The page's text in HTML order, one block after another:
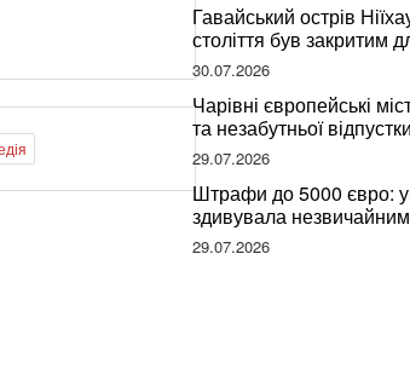
Гавайський острів
століття був закритим
починає приймати
30.07.2026
Чарівні європейські
та незабутньої відпустки
29.07.2026
Штрафи до 5000 євро:
здивувала
Німеччині та
29.07.2026